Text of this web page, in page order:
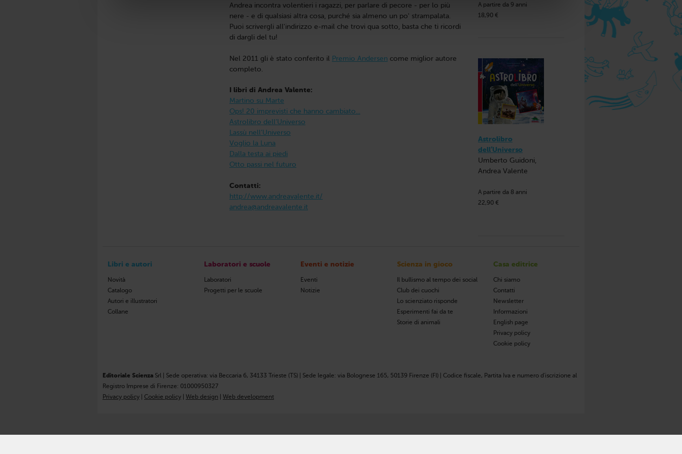
Andrea incontra volentieri i ragazzi, per parlare di pecore - per lo più
nere - e di qualsiasi altra cosa, purché sia almeno un po' strampalata.
Puoi scrivergli all'indirizzo e-mail che trovi qua sotto, basta che ti ricordi
di dargli del tu!
Nel 2011 gli è stato conferito il Premio Andersen come miglior autore
completo.
I libri di Andrea Valente:
Martino su Marte
Ops! 20 imprevisti che hanno cambiato...
Astrolibro dell’Universo
Lassù nell’Universo
Voglio la Luna
Dalla testa ai piedi
Otto passi nel futuro
Contatti:
http://www.andreavalente.it/
andrea@andreavalente.it
A partire da 9 anni
18,90 €
Astrolibro
dell’Universo
Umberto Guidoni,
Andrea Valente
A partire da 8 anni
22,90 €
Libri e autori
Novità
Catalogo
Autori e illustratori
Collane
Laboratori e scuole
Laboratori
Progetti per le scuole
Eventi e notizie
Eventi
Notizie
Scienza in gioco
Il bullismo al tempo dei social
Club dei cuochi
Lo scienziato risponde
Esperimenti fai da te
Storie di animali
Casa editrice
Chi siamo
Contatti
Newsletter
Informazioni
English page
Privacy policy
Cookie policy
Editoriale Scienza Srl | Sede operativa: via Beccaria 6, 34133 Trieste (TS) | Sede legale: via Bolognese 165, 50139 Firenze (FI) | Codice fiscale, Partita Iva e numero d'iscrizione al
Registro Imprese di Firenze: 01000950327
Privacy policy
Cookie policy Web design Web development